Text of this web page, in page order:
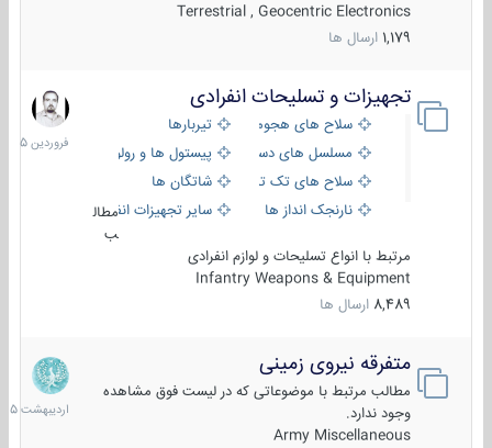
Terrestrial , Geocentric Electronics
1,179 ارسال ها
تجهیزات و تسلیحات انفرادی
سلاح های هجومی
تیربارها
مسلسل های دستی
پیستول ها و رولورها
سلاح های تک تیر اندازیشاتگان ها
نارنجک انداز ها
سایر تجهیزات انفرادی
مطال
ب
مرتبط با انواع تسلیحات و لوازم انفرادی
Infantry Weapons & Equipment
8,489 ارسال ها
17
فروردین
1405
متفرقه نیروی زمینی
مطالب مرتبط با موضوعاتی که در لیست فوق مشاهده
وجود ندارد.
Army Miscellaneous
27
1405